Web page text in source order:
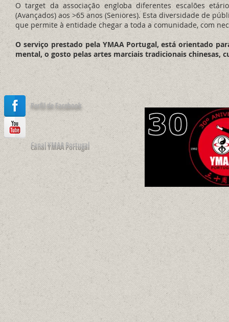
O target da associação engloba diferentes escalões
(Avançados) aos >65 anos (Seniores). Esta diversidade de
que permite à entidade chegar a toda a comunidade, com
O serviço prestado pela YMAA Portugal, está orientado
mental, o gosto pelas artes marciais tradicionais chinesas,
Perfil de Facebook
Canal YMAA Portugal